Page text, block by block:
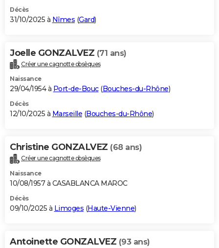
Décès
31/10/2025 à Nîmes (Gard)
Joelle GONZALVEZ (71 ans)
Créer une cagnotte obsèques
Naissance
29/04/1954 à Port-de-Bouc(Bouches-du-Rhône)
Décès
12/10/2025 à Marseille (Bouches-du-Rhône)
Christine GONZALVEZ (68 ans)
Créer une cagnotte obsèques
Naissance
10/08/1957 à CASABLANCA MAROC
Décès
09/10/2025 à Limoges (Haute-Vienne)
Antoinette GONZALVEZ (93 ans)